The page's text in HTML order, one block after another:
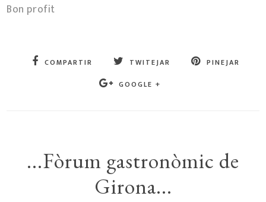
Bon profit
COMPARTIR TWITEJAR
PINEJAR
GOOGLE +
...Fòrum gastronòmic de
Girona...